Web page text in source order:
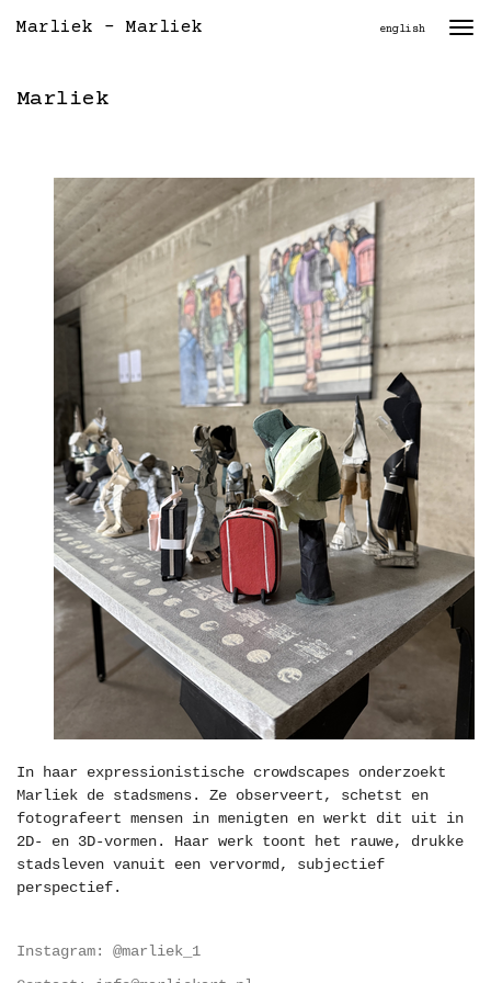
Marliek - Marliek english
Marliek
In haar expressionistische crowdscapes onderzoekt
Marliek de stadsmens. Ze observeert, schetst en
fotografeert mensen in menigten en werkt dit uit in
2D- en 3D-vormen. Haar werk toont het rauwe, drukke
stadsleven vanuit een vervormd, subjectief
perspectief.
Instagram: @marliek_1